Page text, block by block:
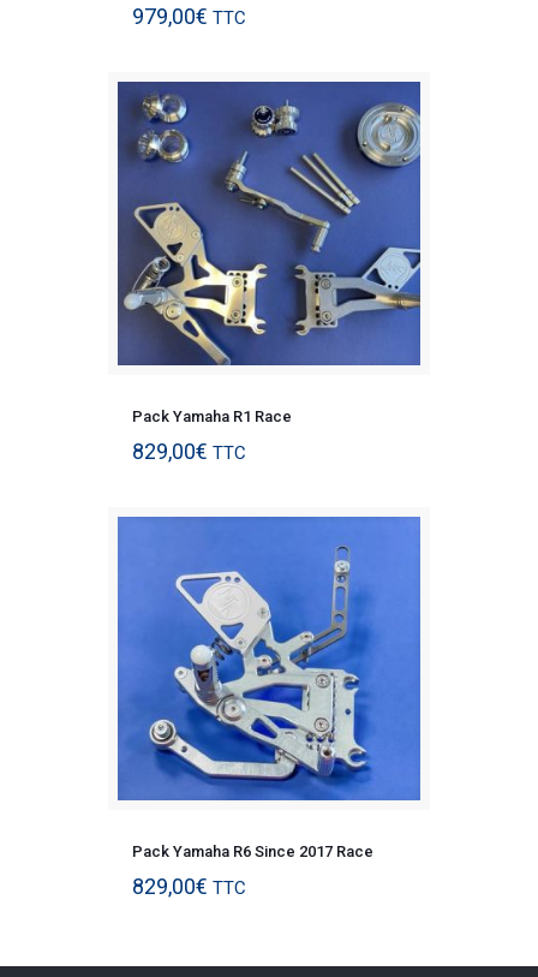
979,00€ TTC
Pack Yamaha R1 Race
829,00€ TTC
Pack Yamaha R6 Since 2017 Race
829,00€ TTC